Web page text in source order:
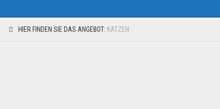
HIER FINDEN SIE DAS ANGEBOT: KATZEN